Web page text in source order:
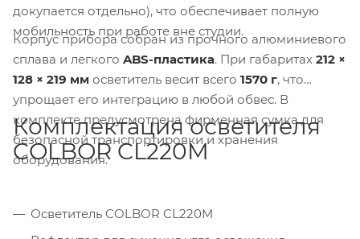
докупается отдельно), что обеспечивает полную
мобильность при работе вне студии.
Корпус прибора собран из прочного алюминиевого
сплава и легкого ABS-пластика. При габаритах 212 ×
128 × 219 мм осветитель весит всего 1570 г, что
упрощает его интеграцию в любой обвес. В
комплекте предусмотрена фирменная сумка для
безопасной транспортировки и хранения
оборудования.
Комплектация осветителя
COLBOR CL220M
Осветитель COLBOR CL220M